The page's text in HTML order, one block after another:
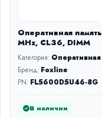
Оперативная
MHz, CL36, DIMM
Категория: Оперативная
Бренд: Foxline
PN: FL5600D5U46-8G
В наличии